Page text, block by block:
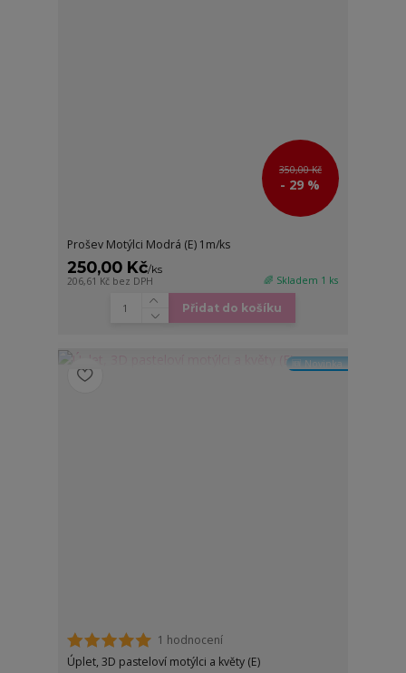
350,00 Kč
- 29 %
Prošev Motýlci Modrá (E) 1m/ks
250,00 Kč/ks
206,61 Kč bez DPH 🌈 Skladem 1 ks
Přidat do košíku
🆕 Novinka
1 hodnocení
Úplet, 3D pasteloví motýlci a květy (E)